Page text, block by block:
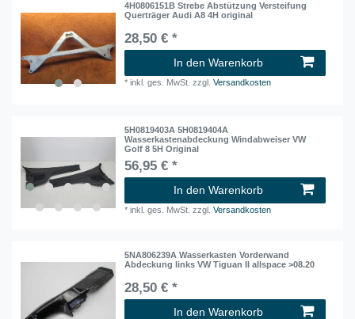
4H0806151B Strebe Abstützung Versteifung
Querträger Audi A8 4H original
28,50 € *
In den Warenkorb
*inkl. ges. MwSt. zzgl.Versandkosten
5H0819403A 5H0819404A
Wasserkastenabdeckung Windabweiser VW
Golf 8 5H Original
56,95 € *
In den Warenkorb
*inkl. ges. MwSt. zzgl.Versandkosten
5NA806239A Wasserkasten Vorderwand
Abdeckung links VW Tiguan II allspace >08.20
28,50 € *
In den Warenkorb